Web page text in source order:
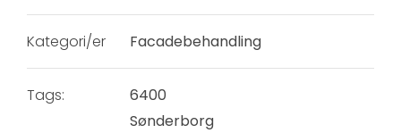
Kategori/er Facadebehandling
Tags:
6400
Sønderborg